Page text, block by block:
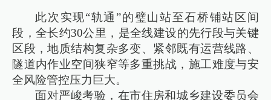
此次实现“轨通”的璧山站至石桥铺站区间
段，全长约30公里，是全线建设的先行段与关键
区段，地质结构复杂多变、紧邻既有运营线路、
隧道内作业空间狭窄等多重挑战，施工难度与安
全风险管控压力巨大。
面对严峻考验，在市住房和城乡建设委员会